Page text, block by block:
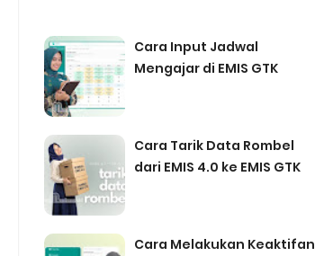
Cara Input Jadwal
Mengajar di EMIS GTK
Cara Tarik Data Rombel
dari EMIS 4.0 ke EMIS GTK
Cara Melakukan Keaktifan